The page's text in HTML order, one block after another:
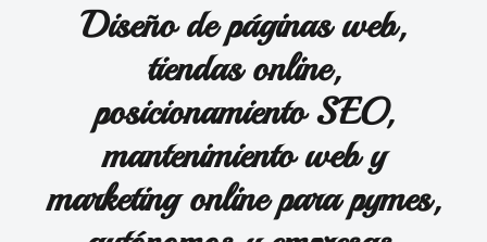
Diseño de páginas web,
tiendas online,
posicionamiento SEO,
mantenimiento web y
marketing online para pymes,